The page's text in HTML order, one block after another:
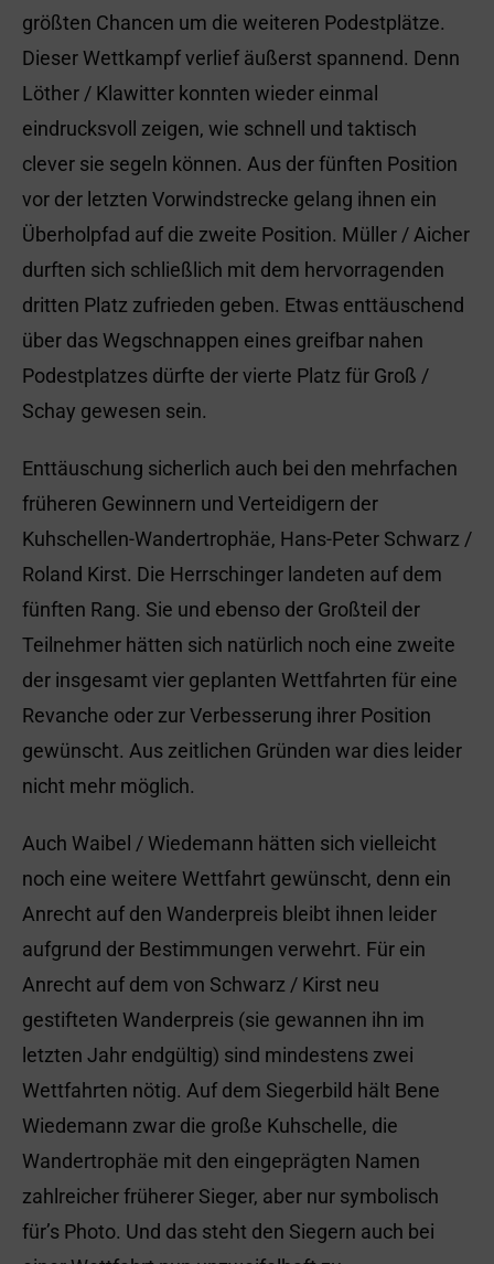
größten Chancen um die weiteren Podestplätze.
Dieser Wettkampf verlief äußerst spannend. Denn
Löther / Klawitter konnten wieder einmal
eindrucksvoll zeigen, wie schnell und taktisch
clever sie segeln können. Aus der fünften Position
vor der letzten Vorwindstrecke gelang ihnen ein
Überholpfad auf die zweite Position. Müller / Aicher
durften sich schließlich mit dem hervorragenden
dritten Platz zufrieden geben. Etwas enttäuschend
über das Wegschnappen eines greifbar nahen
Podestplatzes dürfte der vierte Platz für Groß /
Schay gewesen sein.
Enttäuschung sicherlich auch bei den mehrfachen
früheren Gewinnern und Verteidigern der
Kuhschellen-Wandertrophäe, Hans-Peter Schwarz /
Roland Kirst. Die Herrschinger landeten auf dem
fünften Rang. Sie und ebenso der Großteil der
Teilnehmer hätten sich natürlich noch eine zweite
der insgesamt vier geplanten Wettfahrten für eine
Revanche oder zur Verbesserung ihrer Position
gewünscht. Aus zeitlichen Gründen war dies leider
nicht mehr möglich.
Auch Waibel / Wiedemann hätten sich vielleicht
noch eine weitere Wettfahrt gewünscht, denn ein
Anrecht auf den Wanderpreis bleibt ihnen leider
aufgrund der Bestimmungen verwehrt. Für ein
Anrecht auf dem von Schwarz / Kirst neu
gestifteten Wanderpreis (sie gewannen ihn im
letzten Jahr endgültig) sind mindestens zwei
Wettfahrten nötig. Auf dem Siegerbild hält Bene
Wiedemann zwar die große Kuhschelle, die
Wandertrophäe mit den eingeprägten Namen
zahlreicher früherer Sieger, aber nur symbolisch
für’s Photo. Und das steht den Siegern auch bei